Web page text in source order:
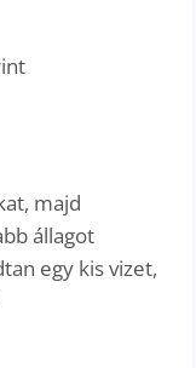
majd
állagot
egy kis vizet,